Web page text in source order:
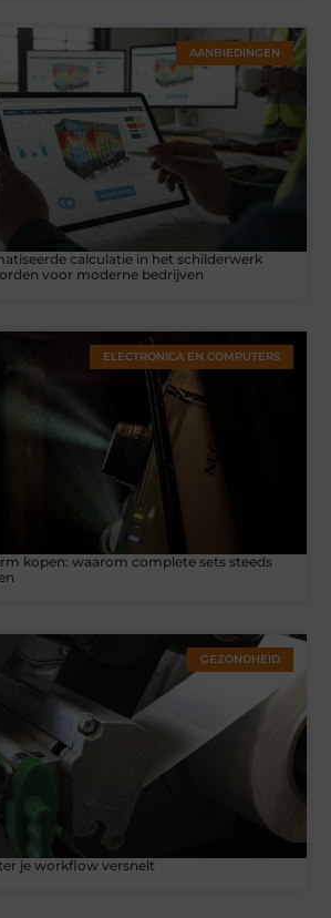
AANBIEDINGEN
calculatie in het schilderwerk
voor moderne bedrijven
ELECTRONICA EN COMPUTERS
kopen: waarom complete sets steeds
GEZONDHEID
je workflow versnelt